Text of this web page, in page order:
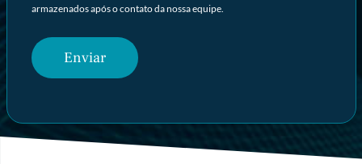
armazenados após o contato da nossa equipe.